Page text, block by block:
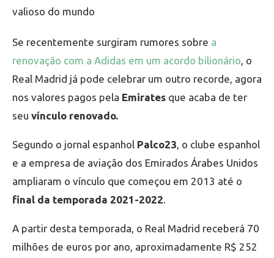
Se recentemente surgiram rumores sobre a
renovação com a Adidas em um acordo bilionário , o
Real Madrid já pode celebrar um outro recorde, agora
nos valores pagos pela Emirates que acaba de ter
seu vínculo renovado.
Segundo o jornal espanhol Palco23 , o clube espanhol
e a empresa de aviação dos Emirados Árabes Unidos
ampliaram o vínculo que começou em 2013 até o
final da temporada 2021-2022
A partir desta temporada, o Real Madrid receberá 70
milhões de euros por ano, aproximadamente R$ 252